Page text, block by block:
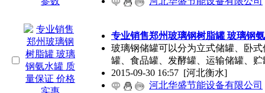
专业销售郑州玻璃钢树脂罐 玻璃钢
玻璃钢储罐可以分为立式储罐、卧
罐、食品罐、发酵罐、运输储罐、贮
2015-09-30 16:57 [河北衡水]
河北华盛节能设备有限公司